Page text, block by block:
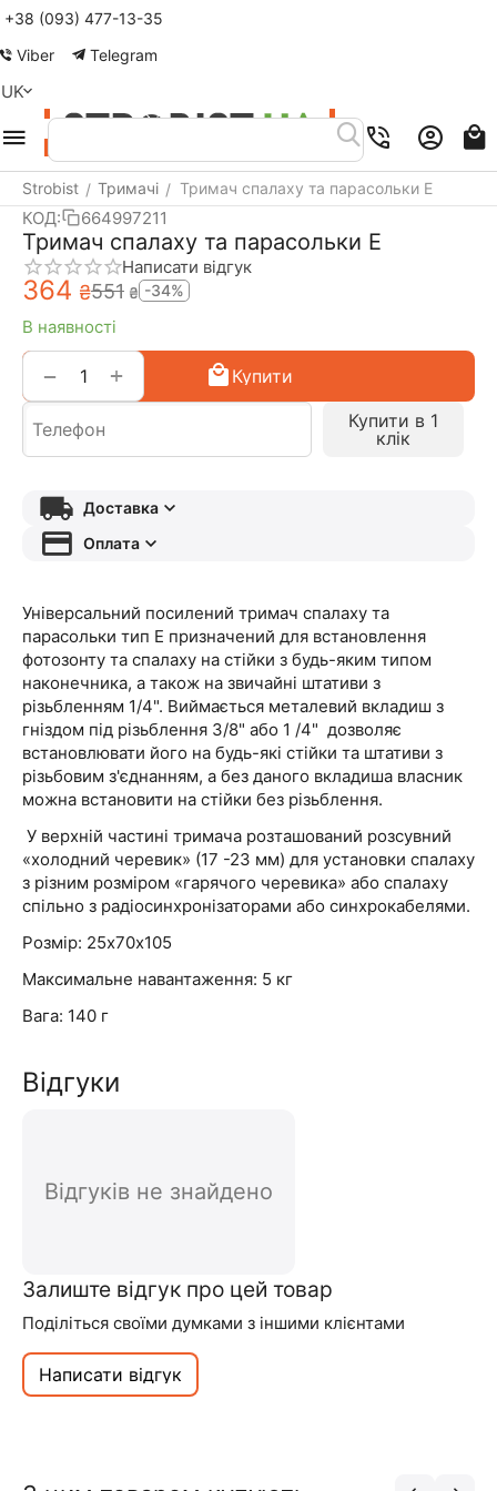
+38 (093) 477-13-35
Viber
Telegram
UK
Strobist / Тримачі / Тримач спалаху та парасольки E
КОД: 664997211
Тримач спалаху та парасольки E
Написати відгук
‍364‍ ₴‍551‍ ₴ -34%
В наявності
+
−
Купити
Купити в 1
клік
Доставка
Оплата
Універсальний посилений тримач спалаху та
парасольки тип Е призначений для встановлення
фотозонту та спалаху на стійки з будь-яким типом
наконечника, а також на звичайні штативи з
різьбленням 1/4". Виймається металевий вкладиш з
гніздом під різьблення 3/8" або 1 /4" дозволяє
встановлювати його на будь-які стійки та штативи з
різьбовим з'єднанням, а без даного вкладиша власник
можна встановити на стійки без різьблення.
У верхній частині тримача розташований розсувний
«холодний черевик» (17 -23 мм) для установки спалаху
з різним розміром «гарячого черевика» або спалаху
спільно з радіосинхронізаторами або синхрокабелями.
Розмір: 25х70х105
Максимальне навантаження: 5 кг
Вага: 140 г
Відгуки
Відгуків не знайдено
Залиште відгук про цей товар
Поділіться своїми думками з іншими клієнтами
Написати відгук
Меню